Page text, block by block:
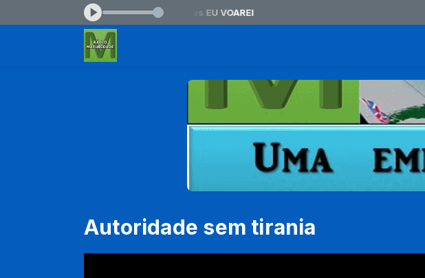
Tocando agora: Darcy Gonçalves EU VOAREI
Autoridade sem tirania